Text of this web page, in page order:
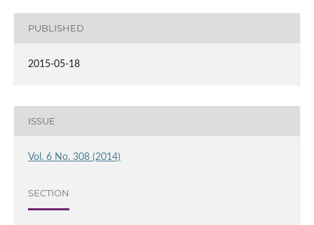
PUBLISHED
2015-05-18
ISSUE
Vol. 6 No. 308 (2014)
SECTION